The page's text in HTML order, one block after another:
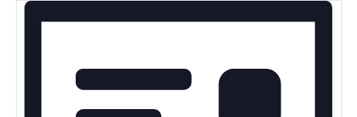
Schlüsselwort.
Navigation